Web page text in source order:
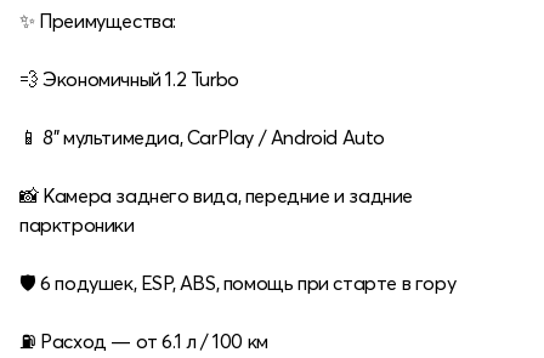
✨ Преимущества:
💨 Экономичный 1.2 Turbo
📱 8" мультимедиа, CarPlay / Android Auto
📸 Камера заднего вида, передние и задние
парктроники
🛡 6 подушек, ESP, ABS, помощь при старте в гору
⛽️ Расход — от 6.1 л / 100 км